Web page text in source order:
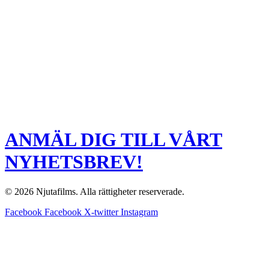
ANMÄL DIG TILL VÅRT
NYHETSBREV!
© 2026 Njutafilms. Alla rättigheter reserverade.
Facebook Facebook X-twitter Instagram